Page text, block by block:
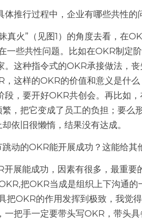
体推行过程中，企业有哪些共性的
一些共性问题。比如在OKR制定
。这种指令式的OKR承接做法，
这样的OKR的价值和意义是什么
段，要开好OKR共创会。再比如
，把它变成了员工的负担；要么
依旧很懒惰，结果没有达成。
跳动的OKR能开展成功？这能给
把OKR当成是组织上下沟通
把OKR的作用发挥到极致，我觉
一把手一定要带头写OKR，带头